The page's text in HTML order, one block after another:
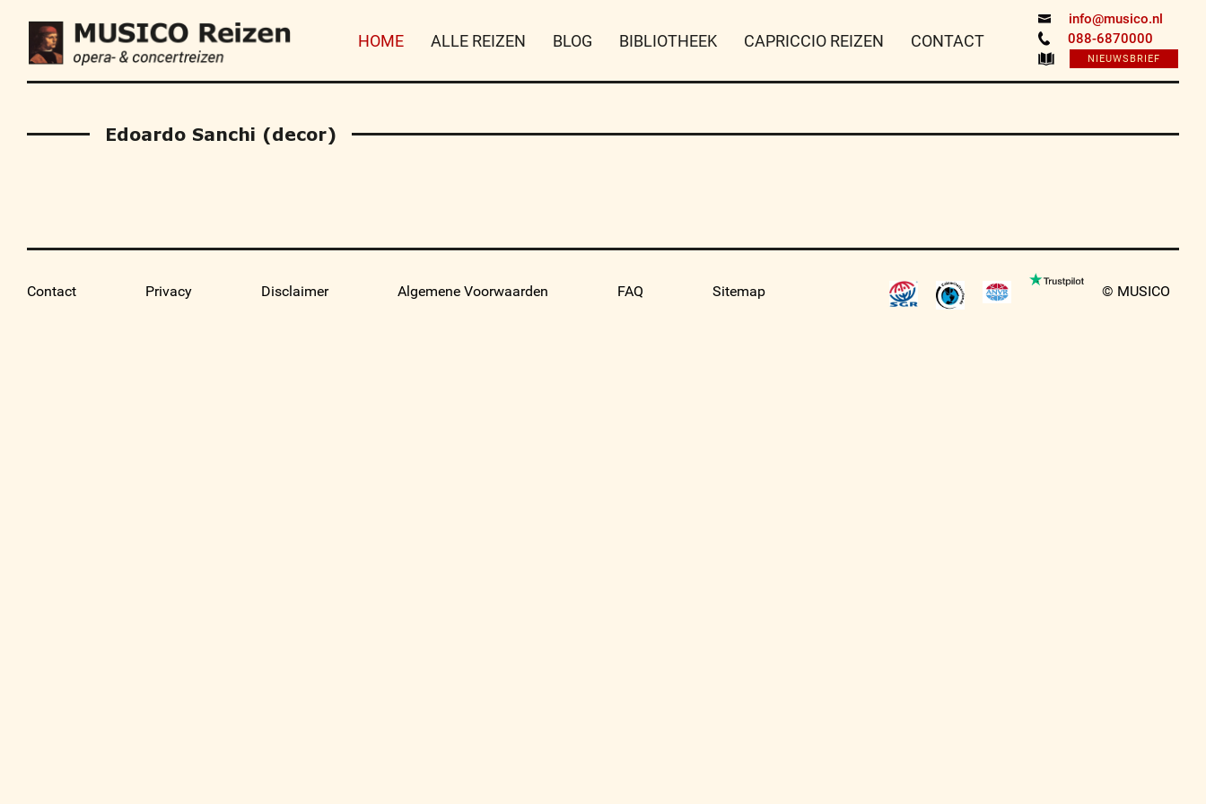
info@musico.nl
088-6870000
NIEUWSBRIEF
HOME ALLE REIZEN BLOG BIBLIOTHEEK CAPRICCIO REIZEN CONTACT
Edoardo Sanchi (decor)
Contact Privacy Disclaimer Algemene Voorwaarden FAQ Sitemap © MUSICO